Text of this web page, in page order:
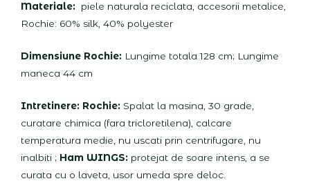
Materiale: piele naturala reciclata, accesorii metalice,
Rochie: 60% silk, 40% polyester
Dimensiune Rochie: Lungime totala 128 cm; Lungime
maneca 44 cm
Intretinere: Rochie: Spalat la masina, 30 grade,
curatare chimica (fara tricloretilena), calcare
temperatura medie, nu uscati prin centrifugare, nu
inalbiti ; Ham WINGS: protejat de soare intens, a se
curata cu o laveta, usor umeda spre deloc.